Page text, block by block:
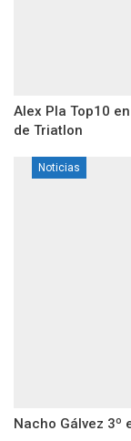
Alex Pla Top10
de Triatlon
Noticias
Nacho Gálvez 3º